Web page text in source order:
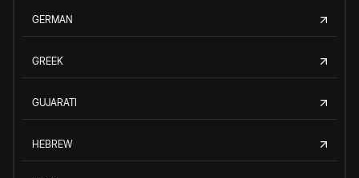
GERMAN
GREEK
GUJARATI
HEBREW